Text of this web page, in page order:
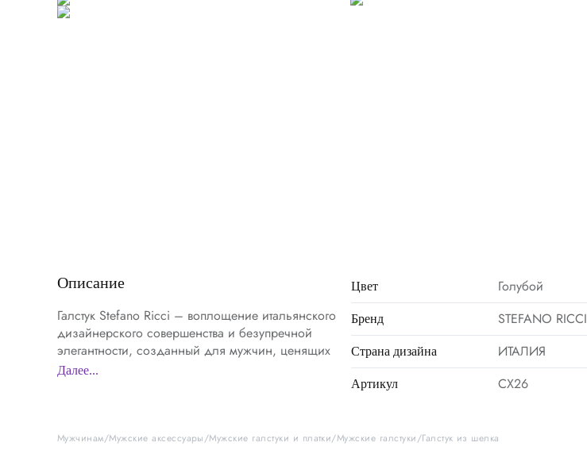
Описание
Галстук Stefano Ricci – воплощение итальянского
дизайнерского совершенства и безупречной
элегантности, созданный для мужчин, ценящих
утончённый стиль и высочайшее качество
устойчивостью к износу и выразительным блеском,
Далее...
Цвет Голубой
Бренд STEFANO RICCI
Страна дизайна ИТАЛИЯ
Артикул CX26
Мужчинам Мужские аксессуары Мужские галстуки и платки Мужские галстуки Галстук из шелка